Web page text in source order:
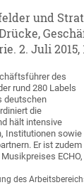
und
2. Juli 2015,
des
rund 280 Labels
deutschen
die
hält intensive
Institutionen sowie
Er ist zudem
ECHO,
des